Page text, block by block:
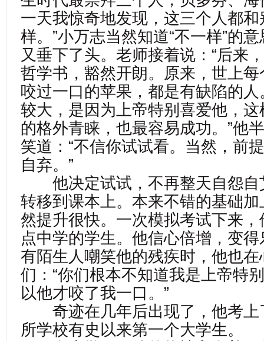
一天我惊奇地发现，这三个人都和
样。”小万志当然知道“不一样”的
又垂下了头。老师接着说：“后来
哲学书，豁然开朗。原来，世上
咬过一口的苹果，都是有缺陷的
较大，是因为上帝特别喜爱他，
的格外青睐，也最容易成功。”他
笑道：“不信你试试看。当然，前
自弃。”
他决定试试，不再整天自怨自
转移到课本上。本来不错的基础
然提升很快。一次模拟考试下来
点中学的学生。他信心倍增，变
有陌生人嘲笑他的残疾时，他也
们：“你们根本不知道我是上帝特
以他才咬了我一口。”
奇迹在几年后出现了，他考上
所学校有史以来第一个大学生。